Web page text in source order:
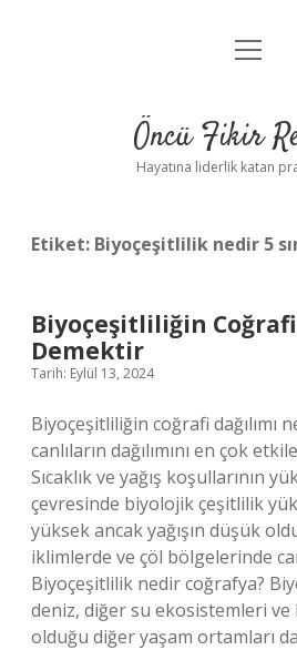
Anasayfa
Yasal Uyarı
menüyü
Öncü Fikir
Hayatına liderlik katan
Etiket: Biyoçeşitlilik nedir 5
Biyoçeşitliliğin Coğrafi
Demektir
Tarih: Eylül 13, 2024
Biyoçeşitliliğin coğrafi dağılımı
canlıların dağılımını en çok
Sıcaklık ve yağış koşullarının
çevresinde biyolojik çeşitlilik
yüksek ancak yağışın düşük
iklimlerde ve çöl bölgelerinde
Biyoçeşitlilik nedir coğrafya?
deniz, diğer su ekosistemleri ve
olduğu diğer yaşam ortamları